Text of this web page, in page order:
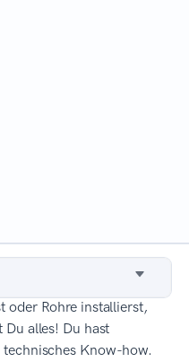
oder Rohre installierst,
alles! Du hast
Know-how.